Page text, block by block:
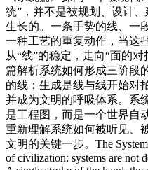
统”，并不是被规划、设计
生长的。一条手势的线、一
一种工艺的重复动作，当这
从“线”的稳定，走向“面的
篇解析系统如何形成三阶段
的线；生成是线与线开始对
并成为文明的呼吸体系。系
是工程图，而是一个世界自
重新理解系统如何被听见、
文明的关键一步。The System
of civilization: systems are not